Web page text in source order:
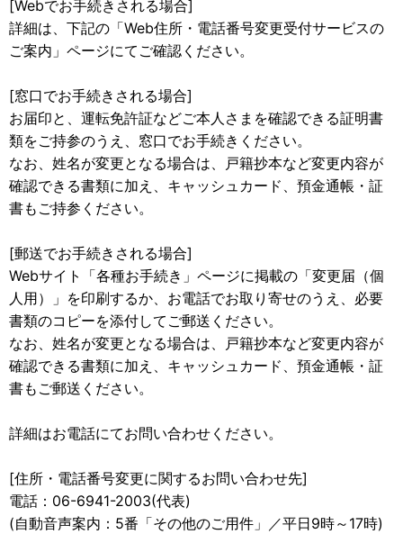
[Webでお手続きされる場合]
詳細は、下記の「Web住所・電話番号変更受付サービスの
ご案内」ページにてご確認ください。
[窓口でお手続きされる場合]
お届印と、運転免許証などご本人さまを確認できる証明書
類をご持参のうえ、窓口でお手続きください。
なお、姓名が変更となる場合は、戸籍抄本など変更内容が
確認できる書類に加え、キャッシュカード、預金通帳・証
書もご持参ください。
[郵送でお手続きされる場合]
Webサイト「各種お手続き」ページに掲載の「変更届（個
人用）」を印刷するか、お電話でお取り寄せのうえ、必要
書類のコピーを添付してご郵送ください。
なお、姓名が変更となる場合は、戸籍抄本など変更内容が
確認できる書類に加え、キャッシュカード、預金通帳・証
書もご郵送ください。
詳細はお電話にてお問い合わせください。
[住所・電話番号変更に関するお問い合わせ先]
電話：06-6941-2003(代表)
(自動音声案内：5番「その他のご用件」／平日9時～17時)